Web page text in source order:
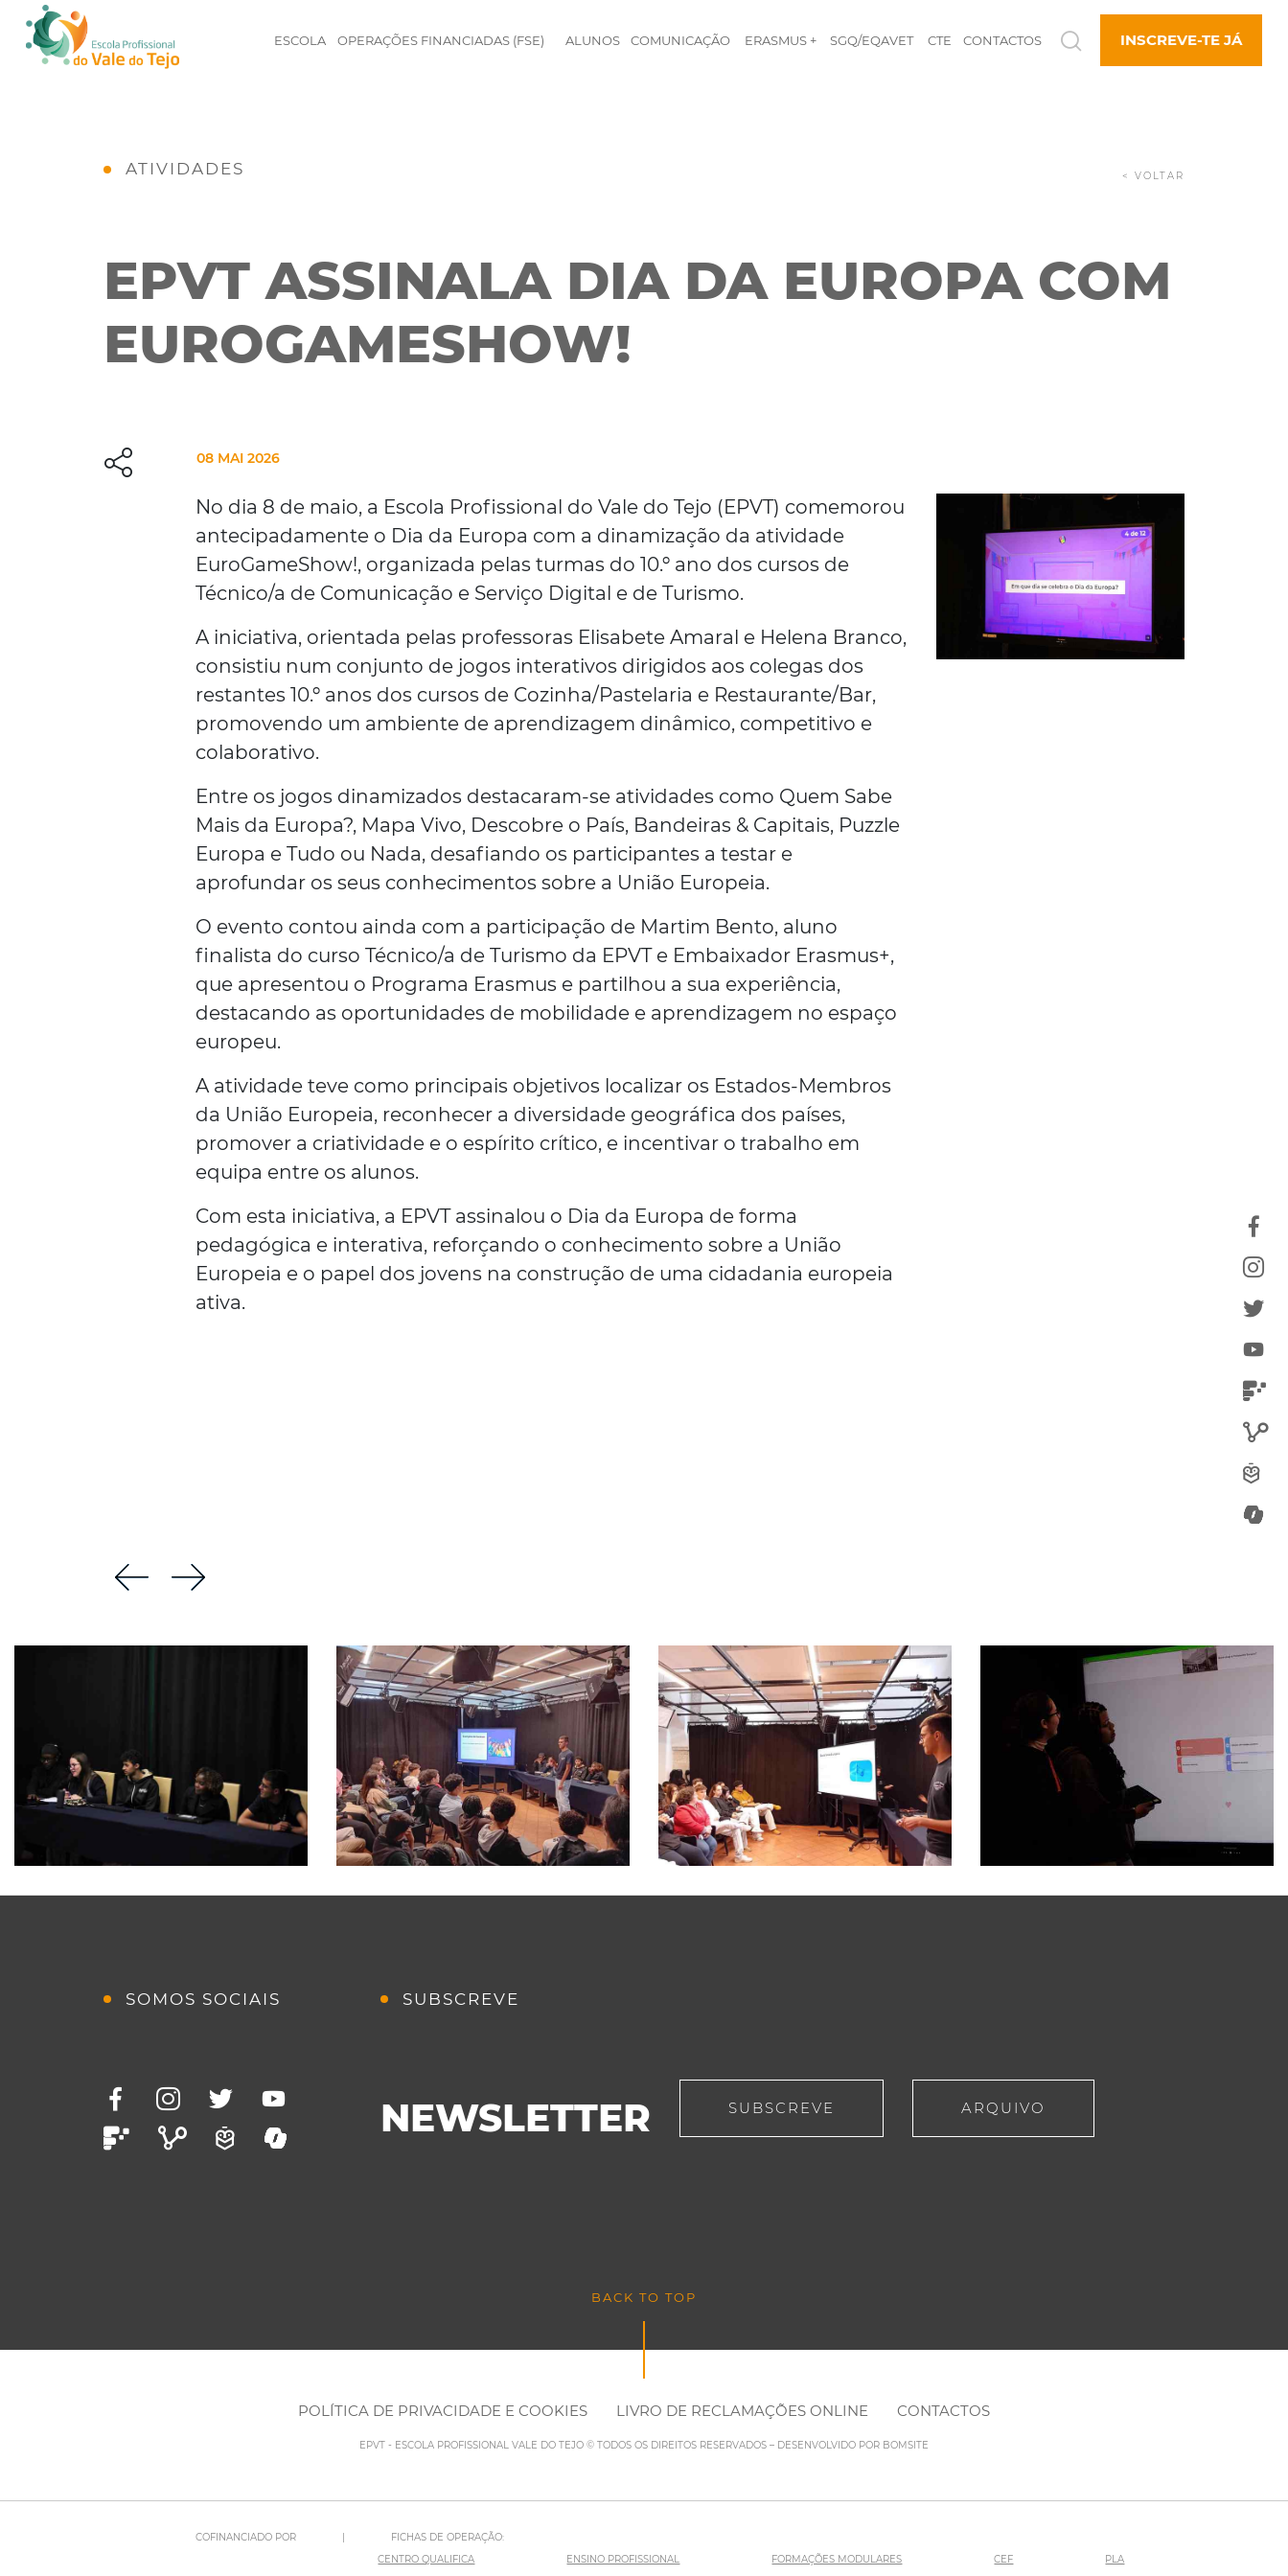
ESCOLA OPERAÇÕES FINANCIADAS (FSE) ALUNOS COMUNICAÇÃO ERASMUS + SGQ/EQAVET CTE CONTACTOS INSCREVE-TE JÁ
ATIVIDADES < VOLTAR
EPVT ASSINALA DIA DA EUROPA COM
EUROGAMESHOW!
08 MAI 2026
No dia 8 de maio, a Escola Profissional do Vale do Tejo (EPVT) comemorou
antecipadamente o Dia da Europa com a dinamização da atividade
EuroGameShow!, organizada pelas turmas do 10.º ano dos cursos de
Técnico/a de Comunicação e Serviço Digital e de Turismo.
A iniciativa, orientada pelas professoras Elisabete Amaral e Helena Branco,
consistiu num conjunto de jogos interativos dirigidos aos colegas dos
restantes 10.º anos dos cursos de Cozinha/Pastelaria e Restaurante/Bar,
promovendo um ambiente de aprendizagem dinâmico, competitivo e
colaborativo.
Entre os jogos dinamizados destacaram-se atividades como Quem Sabe
Mais da Europa?, Mapa Vivo, Descobre o País, Bandeiras & Capitais, Puzzle
Europa e Tudo ou Nada, desafiando os participantes a testar e
aprofundar os seus conhecimentos sobre a União Europeia.
O evento contou ainda com a participação de Martim Bento, aluno
finalista do curso Técnico/a de Turismo da EPVT e Embaixador Erasmus+,
que apresentou o Programa Erasmus e partilhou a sua experiência,
destacando as oportunidades de mobilidade e aprendizagem no espaço
europeu.
A atividade teve como principais objetivos localizar os Estados-Membros
da União Europeia, reconhecer a diversidade geográfica dos países,
promover a criatividade e o espírito crítico, e incentivar o trabalho em
equipa entre os alunos.
Com esta iniciativa, a EPVT assinalou o Dia da Europa de forma
pedagógica e interativa, reforçando o conhecimento sobre a União
Europeia e o papel dos jovens na construção de uma cidadania europeia
ativa.
BACK TO TOP
SOMOS SOCIAIS SUBSCREVE
NEWSLETTER SUBSCREVE ARQUIVO
POLÍTICA DE PRIVACIDADE E COOKIES LIVRO DE RECLAMAÇÕES ONLINE CONTACTOS
EPVT - ESCOLA PROFISSIONAL VALE DO TEJO © TODOS OS DIREITOS RESERVADOS – DESENVOLVIDO POR BOMSITE
COFINANCIADO POR |
FICHAS DE OPERAÇÃO:
CENTRO QUALIFICA
ENSINO PROFISSIONAL FORMAÇÕES MODULARES CEF PLA